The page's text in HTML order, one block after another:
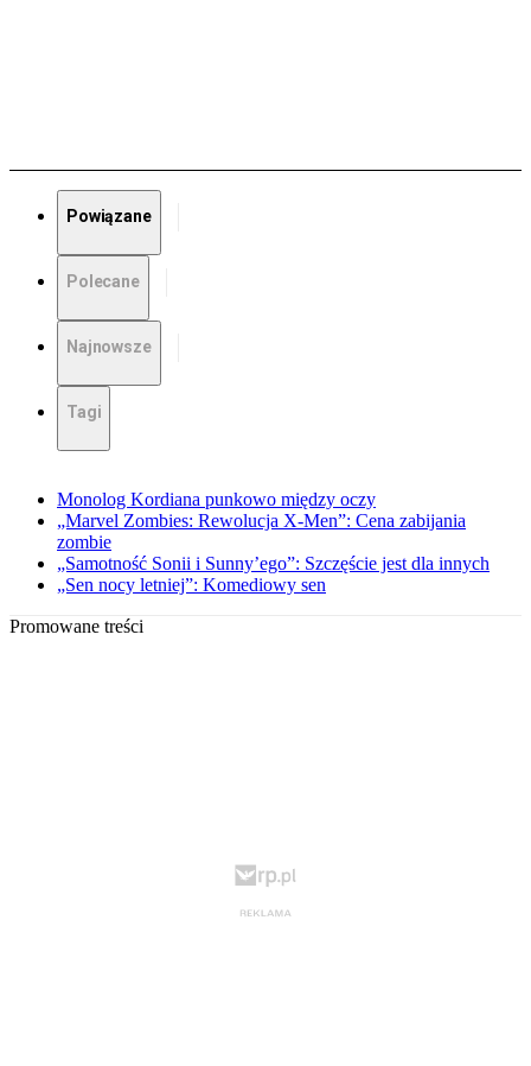
Powiązane
Polecane
Najnowsze
Tagi
Monolog Kordiana punkowo między oczy
„Marvel Zombies: Rewolucja X-Men”: Cena zabijania
zombie
„Samotność Sonii i Sunny’ego”: Szczęście jest dla innych
„Sen nocy letniej”: Komediowy sen
Promowane treści